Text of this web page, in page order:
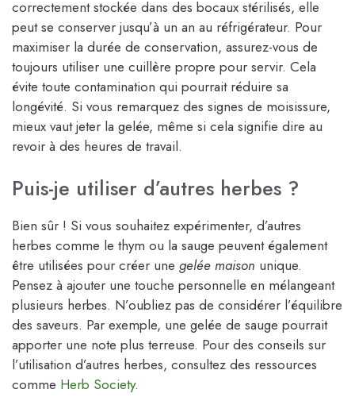
correctement stockée dans des bocaux stérilisés, elle
peut se conserver jusqu’à un an au réfrigérateur. Pour
maximiser la durée de conservation, assurez-vous de
toujours utiliser une cuillère propre pour servir. Cela
évite toute contamination qui pourrait réduire sa
longévité. Si vous remarquez des signes de moisissure,
mieux vaut jeter la gelée, même si cela signifie dire au
revoir à des heures de travail.
Puis-je utiliser d’autres herbes ?
Bien sûr ! Si vous souhaitez expérimenter, d’autres
herbes comme le thym ou la sauge peuvent également
être utilisées pour créer une gelée maison unique.
Pensez à ajouter une touche personnelle en mélangeant
plusieurs herbes. N’oubliez pas de considérer l’équilibre
des saveurs. Par exemple, une gelée de sauge pourrait
apporter une note plus terreuse. Pour des conseils sur
l’utilisation d’autres herbes, consultez des ressources
comme Herb Society.